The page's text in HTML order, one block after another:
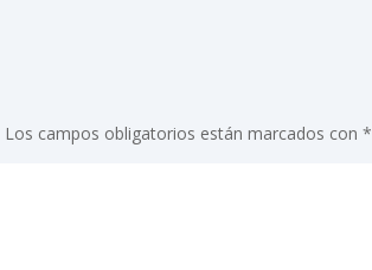
Los campos obligatorios están marcados con*